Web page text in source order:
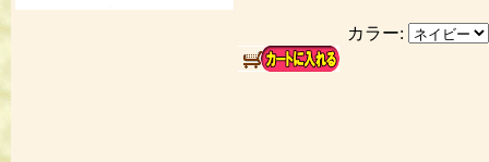
カラー: